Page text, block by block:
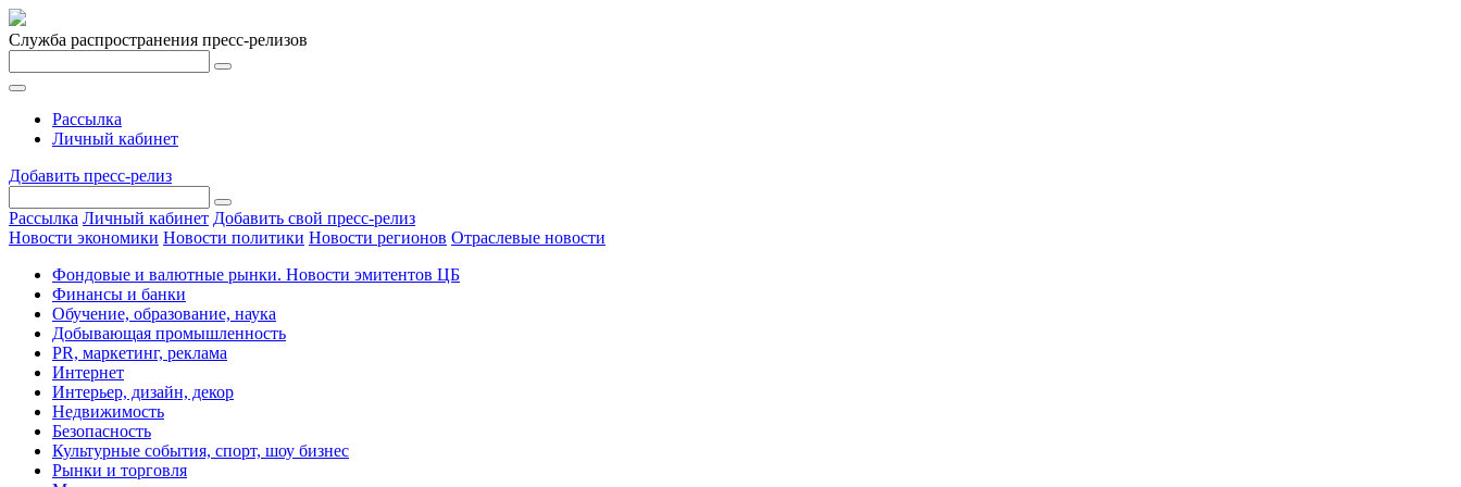
Служба распространения пресс-релизов
Рассылка
Личный кабинет
Добавить пресс-релиз
Рассылка Личный кабинет Добавить свой пресс-релиз
Новости экономики Новости политики Новости регионов Отраслевые новости
Фондовые и валютные рынки. Новости эмитентов ЦБ
Финансы и банки
Обучение, образование, наука
Добывающая промышленность
PR, маркетинг, реклама
Интернет
Интерьер, дизайн, декор
Недвижимость
Безопасность
Культурные события, спорт, шоу бизнес
Рынки и торговля